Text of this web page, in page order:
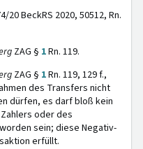
20 BeckRS 2020, 50512, Rn.
ZAG § 1Rn. 119.
ZAG § 1Rn. 119, 129 f.,
des Transfers nicht
dürfen, es darf bloß kein
oder des
sein; diese Negativ-
erfüllt.